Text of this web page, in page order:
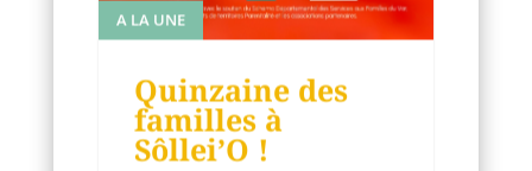
A LA UNE
Quinzaine des
familles à
Sôllei’O !